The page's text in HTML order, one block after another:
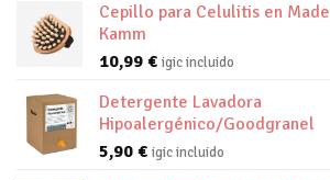
Cepillo para Celulitis en
Kamm
10,99 € igic incluido
Detergente Lavadora
Hipoalergénico/Goodgranel
5,90 € igic incluido